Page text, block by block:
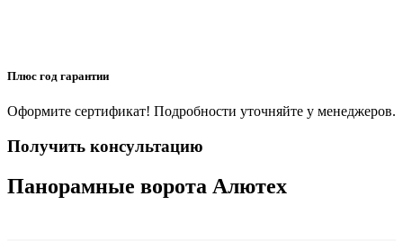
Плюс год гарантии
Оформите сертификат! Подробности уточняйте у менеджеров.
Получить консультацию
Панорамные ворота Алютех